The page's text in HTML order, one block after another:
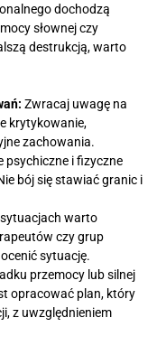
dochodzą
słownej czy
destrukcją, warto
Zwracaj uwagę na
krytykowanie,
zachowania.
psychiczne i fizyczne
bój się stawiać granic i
warto
czy grup
sytuację.
przemocy lub silnej
opracować plan, który
z uwzględnieniem